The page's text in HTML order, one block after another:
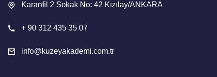
Karanfil 2 Sokak No: 42 Kızılay/ANKARA
+ 90 312 435 35 07
info@kuzeyakademi.com.tr